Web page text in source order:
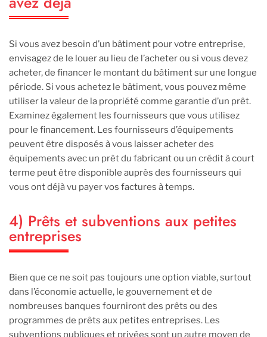
Si vous avez besoin d’un bâtiment pour votre entreprise,
envisagez de le louer au lieu de l’acheter ou si vous devez
acheter, de financer le montant du bâtiment sur une longue
période. Si vous achetez le bâtiment, vous pouvez même
utiliser la valeur de la propriété comme garantie d’un prêt.
Examinez également les fournisseurs que vous utilisez
pour le financement. Les fournisseurs d’équipements
peuvent être disposés à vous laisser acheter des
équipements avec un prêt du fabricant ou un crédit à court
terme peut être disponible auprès des fournisseurs qui
vous ont déjà vu payer vos factures à temps.
4) Prêts et subventions aux petites
entreprises
Bien que ce ne soit pas toujours une option viable, surtout
dans l’économie actuelle, le gouvernement et de
nombreuses banques fourniront des prêts ou des
programmes de prêts aux petites entreprises. Les
subventions publiques et privées sont un autre moyen de